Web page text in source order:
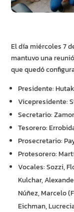
El día miércoles 7
mantuvo una
que quedó
Presidente:
Vicepresidente:
Secretario:
Tesorero:
Prosecretario:
Protesorero:
Vocales: Sozzi,
Kulchar,
Núñez, Marcelo
Eichman,